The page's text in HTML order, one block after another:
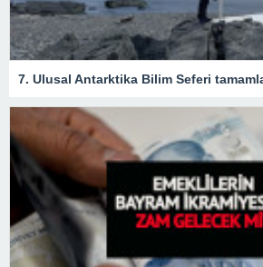
7. Ulusal Antarktika Bilim Seferi